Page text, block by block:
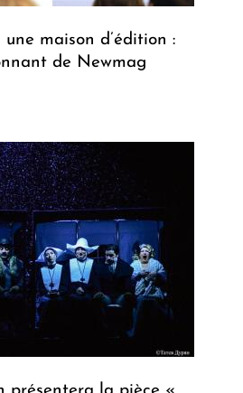
une maison d’édition :
de Newmag